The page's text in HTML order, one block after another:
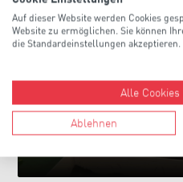
Berufe zum
Dienstleister
Weltenbummler-
Auf dieser Website werden Cookies
Website zu ermöglichen. Sie können
die Standardeinstellungen akzeptieren.
Alle
Ablehnen